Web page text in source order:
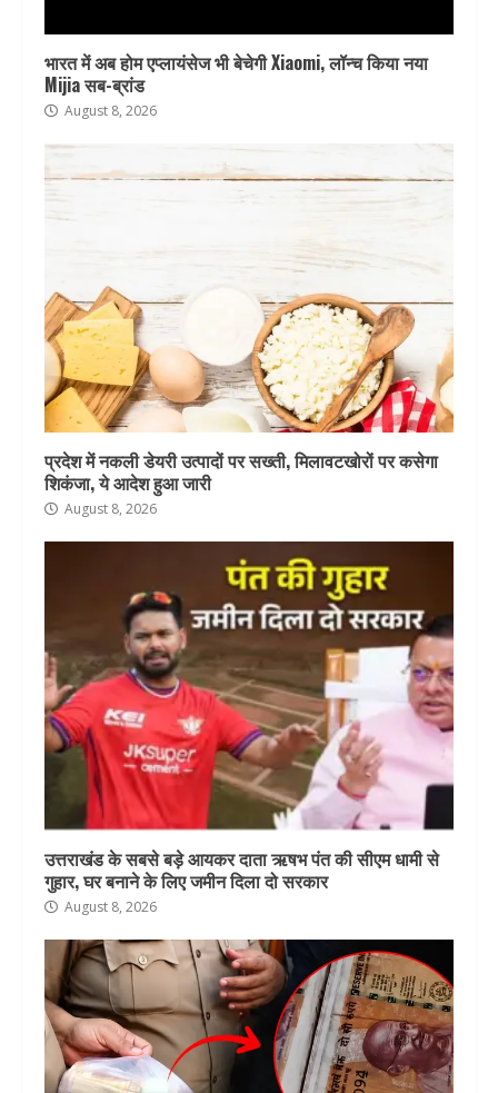
भारत में अब होम एप्लायंसेज भी बेचेगी Xiaomi, लॉन्च किया नया
Mijia सब-ब्रांड
August 8, 2026
प्रदेश में नकली डेयरी उत्पादों पर सख्ती, मिलावटखोरों पर कसेगा
शिकंजा, ये आदेश हुआ जारी
August 8, 2026
उत्तराखंड के सबसे बड़े आयकर दाता ऋषभ पंत की सीएम धामी से
गुहार, घर बनाने के लिए जमीन दिला दो सरकार
August 8, 2026